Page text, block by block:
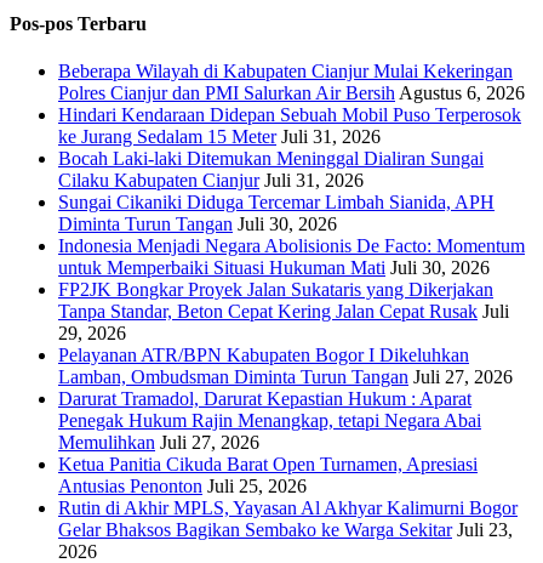
Pos-pos Terbaru
Beberapa Wilayah di Kabupaten Cianjur Mulai Kekeringan
Polres Cianjur dan PMI Salurkan Air Bersih Agustus 6, 2026
Hindari Kendaraan Didepan Sebuah Mobil Puso Terperosok
ke Jurang Sedalam 15 Meter Juli 31, 2026
Bocah Laki-laki Ditemukan Meninggal Dialiran Sungai
Cilaku Kabupaten Cianjur Juli 31, 2026
Sungai Cikaniki Diduga Tercemar Limbah Sianida, APH
Diminta Turun Tangan Juli 30, 2026
‎Indonesia Menjadi Negara Abolisionis De Facto: Momentum
untuk Memperbaiki Situasi Hukuman Mati Juli 30, 2026
FP2JK Bongkar Proyek Jalan Sukataris yang Dikerjakan
Tanpa Standar, Beton Cepat Kering Jalan Cepat Rusak Juli
29, 2026
Pelayanan ATR/BPN Kabupaten Bogor I Dikeluhkan
Lamban, Ombudsman Diminta Turun Tangan Juli 27, 2026
Darurat Tramadol, Darurat Kepastian Hukum : Aparat
Penegak Hukum Rajin Menangkap, tetapi Negara Abai
Memulihkan Juli 27, 2026
Ketua Panitia Cikuda Barat Open Turnamen, Apresiasi
Antusias Penonton Juli 25, 2026
Rutin di Akhir MPLS, Yayasan Al Akhyar Kalimurni Bogor
Gelar Bhaksos Bagikan Sembako ke Warga Sekitar Juli 23,
2026